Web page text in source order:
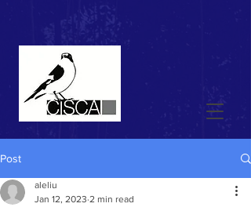
Post
aleliu
Jan 12, 2023 2 min read